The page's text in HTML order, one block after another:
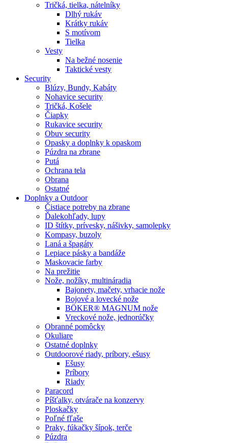
Tričká, tielka, nátelníky
Dlhý rukáv
Krátky rukáv
S motívom
Tielka
Vesty
Na bežné nosenie
Taktické vesty
Security
Blúzy, Bundy, Kabáty
Nohavice security
Tričká, Košele
Čiapky
Rukavice security
Obuv security
Opasky a doplnky k opaskom
Púzdra na zbrane
Putá
Ochrana tela
Obrana
Ostatné
Doplnky a Outdoor
Čistiace potreby na zbrane
Ďalekohľady, lupy
ID štítky, prívesky, nášivky, samolepky
Kompasy, buzoly
Laná a špagáty
Lepiace pásky a bandáže
Maskovacie farby
Na prežitie
Nože, nožíky, multináradia
Bajonety, mačety, vrhacie nože
Bojové a lovecké nože
BÖKER® MAGNUM nože
Vreckové nože, jednorúčky
Obranné pomôcky
Okuliare
Ostatné doplnky
Outdoorové riady, príbory, ešusy
Ešusy
Príbory
Riady
Paracord
Píšťalky, otvárače na konzervy
Ploskačky
Poľné fľaše
Praky, fúkačky šípok, terče
Púzdra